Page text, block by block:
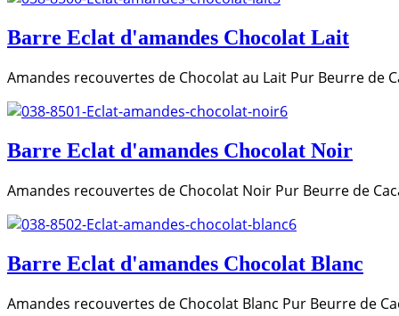
Barre Eclat d'amandes Chocolat Lait
Amandes recouvertes de Chocolat au Lait Pur Beurre de
Barre Eclat d'amandes Chocolat Noir
Amandes recouvertes de Chocolat Noir Pur Beurre de
Barre Eclat d'amandes Chocolat Blanc
Amandes recouvertes de Chocolat Blanc Pur Beurre de